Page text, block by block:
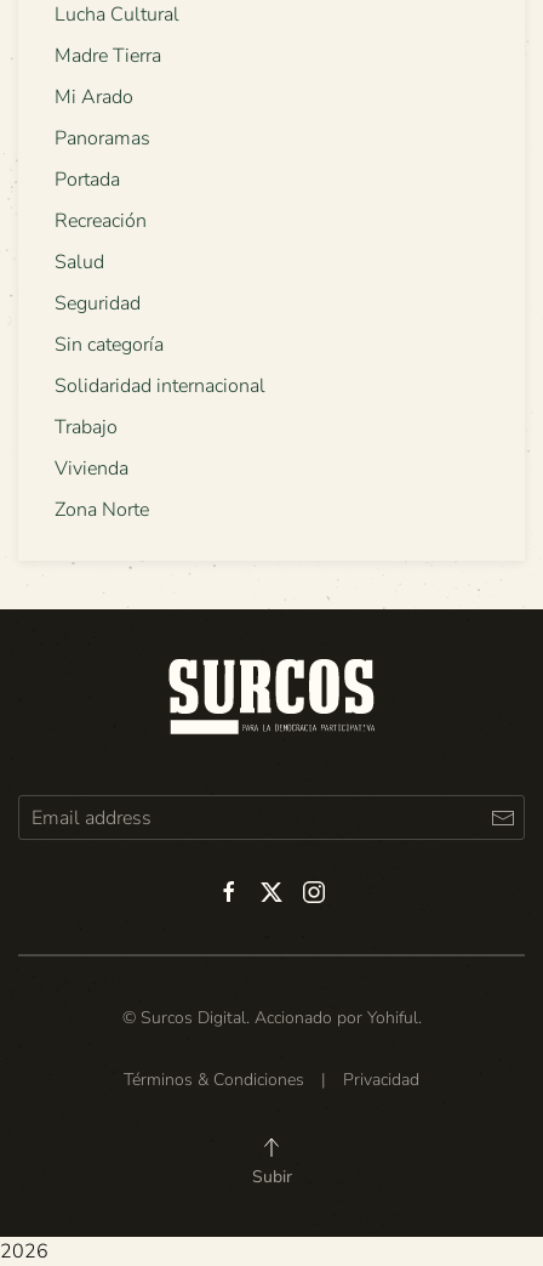
Lucha Cultural
Madre Tierra
Mi Arado
Panoramas
Portada
Recreación
Salud
Seguridad
Sin categoría
Solidaridad internacional
Trabajo
Vivienda
Zona Norte
© Surcos Digital. Accionado por Yohiful.
Términos & Condiciones | Privacidad
Subir
2026